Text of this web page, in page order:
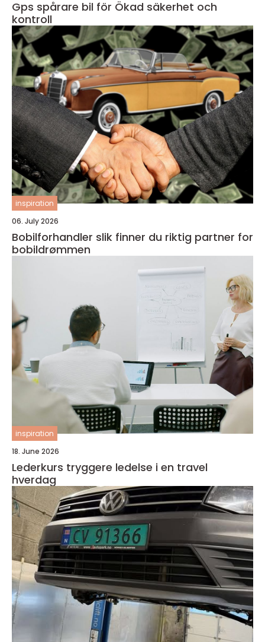
Gps spårare bil för Ökad säkerhet och
kontroll
inspiration
06. July 2026
Bobilforhandler slik finner du riktig partner for
bobildrømmen
inspiration
18. June 2026
Lederkurs tryggere ledelse i en travel
hverdag